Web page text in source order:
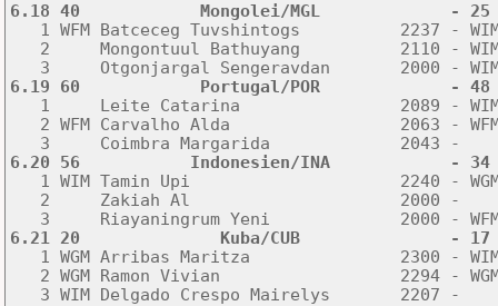
6.18 40            Mongolei/MGL             -
1 WFM Batceceg Tuvshintogs          2237 -
2     Mongontuul Bathuyang          2110 -
6.19 60            Portugal/POR             -
1     Leite Catarina                2089 -
2 WFM Carvalho Alda                 2063 -
6.20 56           Indonesien/INA            -
1 WIM Tamin Upi                     2240 -
2     Zakiah Al                     2000 -
6.21 20              Kuba/CUB               -
1 WGM Arribas Maritza               2300 -
2 WGM Ramon Vivian                  2294 -